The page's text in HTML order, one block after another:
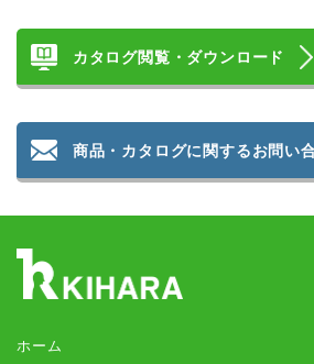
カタログ閲覧・ダウンロード
商品・カタログに関するお問い
ホーム